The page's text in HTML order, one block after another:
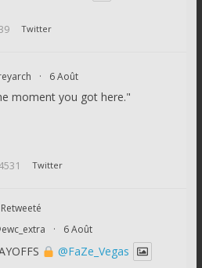
Twitter
· 6 Août
moment you got here."
Twitter
· 6 Août
@FaZe_Vegas